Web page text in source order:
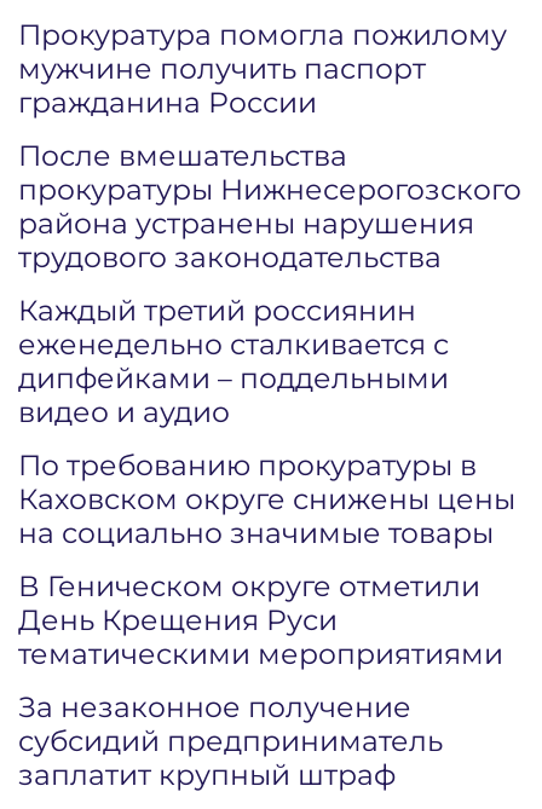
Прокуратура помогла пожилому
мужчине получить паспорт
гражданина России
После вмешательства
прокуратуры Нижнесерогозского
района устранены нарушения
трудового законодательства
Каждый третий россиянин
еженедельно сталкивается с
дипфейками – поддельными
видео и аудио
По требованию прокуратуры в
Каховском округе снижены цены
на социально значимые товары
В Геническом округе отметили
День Крещения Руси
тематическими мероприятиями
За незаконное получение
субсидий предприниматель
заплатит крупный штраф